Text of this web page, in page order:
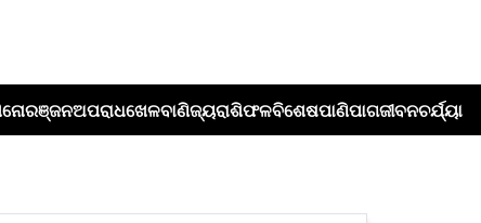
ଅପରାଧଖେଳବାଣିଜ୍ୟରାଶିଫଳବିଶେଷପାଣିପାଗଜୀବନଚର୍ଯ୍ୟା